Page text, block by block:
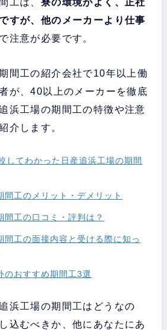
すが、他のメーカーより仕事
注意が必要です。
間工の紹介会社で10年以上働
が、40以上のメーカーを徹底
浜工場の期間工の特徴や注意
介します。
してわかった日産追浜工場の期間
間工のメリット・デメリット
間工の口コミ・評判は？
間工の面接内容と受ける際に知っ
のおすすめ期間工3選
浜工場の期間工はどうなの
込むべきか、他にあなたにあ